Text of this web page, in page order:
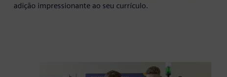
adição impressionante ao seu currículo.